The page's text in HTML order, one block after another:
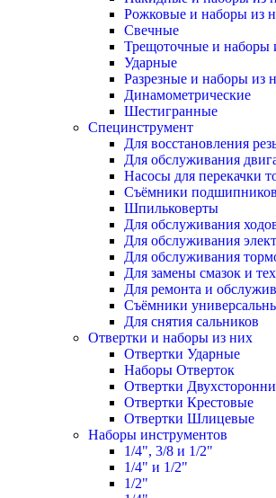
Рожковые и наборы из
Свечные
Трещоточные и наборы
Ударные
Разрезные и наборы из
Динамометрические
Шестигранные
Специнструмент
Для восстановления
Для обслуживания
Насосы для перекачки
Съёмники подшипников
Шпильковерты
Для обслуживания
Для обслуживания
Для обслуживания
Для замены смазок и
Для ремонта и
Съёмники
Для снятия сальников
Отвертки и наборы из них
Отвертки Ударные
Наборы Отверток
Отвертки
Отвертки Крестовые
Отвертки Шлицевые
Наборы инструментов
1/4", 3/8 и 1/2"
1/4" и 1/2"
1/2"